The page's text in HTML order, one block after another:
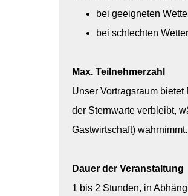
bei geeigneten
bei schlechten
Max. Teilnehmerzahl
Unser Vortragsraum bietet
der Sternwarte verbleibt,
Gastwirtschaft) wahrnimmt.
Dauer der Veranstaltung
1 bis 2 Stunden, in